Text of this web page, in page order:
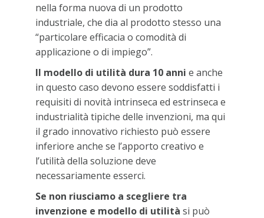
nella forma nuova di un prodotto
industriale, che dia al prodotto stesso una
“particolare efficacia o comodità di
applicazione o di impiego”.
Il modello di utilità dura 10 anni e anche
in questo caso devono essere soddisfatti i
requisiti di novità intrinseca ed estrinseca e
industrialità tipiche delle invenzioni, ma qui
il grado innovativo richiesto può essere
inferiore anche se l’apporto creativo e
l’utilità della soluzione deve
necessariamente esserci.
Se non riusciamo a scegliere tra
invenzione e modello di utilità si può